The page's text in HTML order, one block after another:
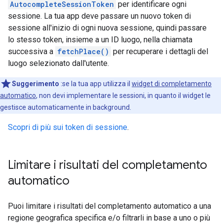
AutocompleteSessionToken per identificare ogni
sessione. La tua app deve passare un nuovo token di
sessione all'inizio di ogni nuova sessione, quindi passare
lo stesso token, insieme a un ID luogo, nella chiamata
successiva a fetchPlace() per recuperare i dettagli del
luogo selezionato dall'utente.
Suggerimento :se la tua app utilizza il widget di completamento
automatico, non devi implementare le sessioni, in quanto il widget le
gestisce automaticamente in background.
Scopri di più sui token di sessione.
Limitare i risultati del completamento
automatico
Puoi limitare i risultati del completamento automatico a una
regione geografica specifica e/o filtrarli in base a uno o più